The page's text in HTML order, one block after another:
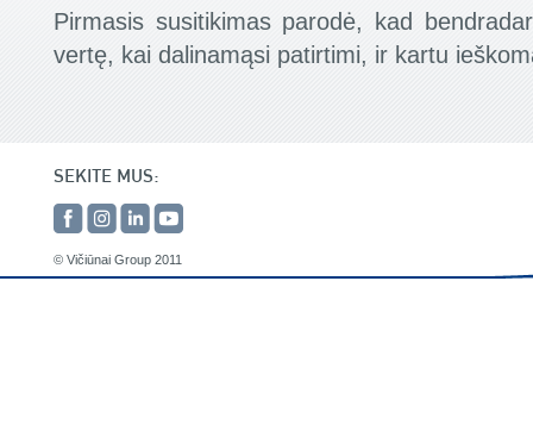
Pirmasis susitikimas parodė, kad
vertę, kai dalinamąsi patirtimi, ir kartu
SEKITE MUS:
© Vičiūnai Group 2011